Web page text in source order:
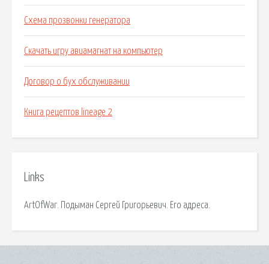
Схема прозвонки генератора
Скачать игру авиамагнат на компьютер
Договор о бух обслуживании
Книга рецептов lineage 2
Links
ArtOfWar. Подыман Сергей Григорьевич. Его адреса.